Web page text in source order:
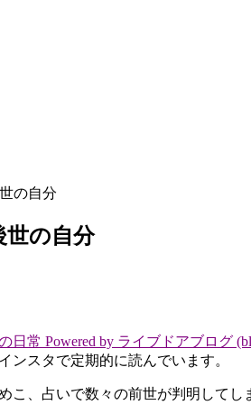
の自分
世の自分
日常 Powered by ライブドアブログ
ンスタで定期的に読んでいます。
こ、占いで数々の前世が判明してし